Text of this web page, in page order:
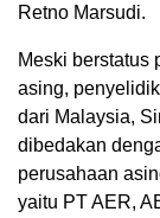
Retno Marsudi.
Meski berstatus
asing,
dari Malaysia,
dibedakan
perusahaan
yaitu PT AER,